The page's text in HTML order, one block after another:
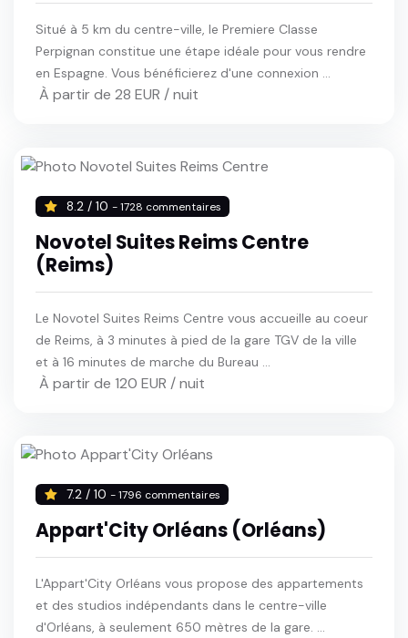
Situé à 5 km du centre-ville, le Premiere Classe
Perpignan constitue une étape idéale pour vous rendre
en Espagne. Vous bénéficierez d'une connexion ...
À partir de 28 EUR / nuit
8.2 / 10 - 1728 commentaires
Novotel Suites Reims Centre
(Reims)
Le Novotel Suites Reims Centre vous accueille au coeur
de Reims, à 3 minutes à pied de la gare TGV de la ville
et à 16 minutes de marche du Bureau ...
À partir de 120 EUR / nuit
7.2 / 10 - 1796 commentaires
Appart'City Orléans (Orléans)
L'Appart'City Orléans vous propose des appartements
et des studios indépendants dans le centre-ville
d'Orléans, à seulement 650 mètres de la gare. ...